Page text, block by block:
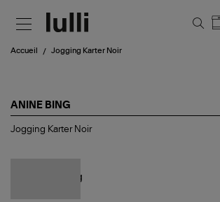
Accueil Jogging Karter Noir
ANINE BING
Jogging
Jogging Karter Noir